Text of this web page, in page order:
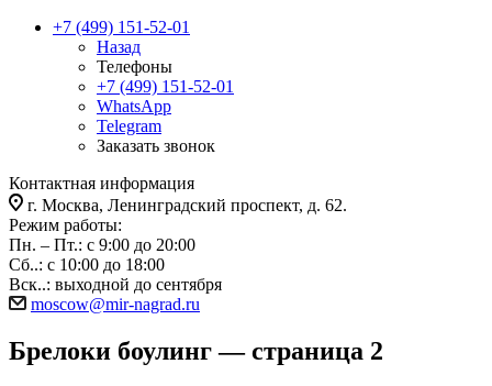
+7 (499) 151-52-01
Назад
Телефоны
+7 (499) 151-52-01
WhatsApp
Telegram
Заказать звонок
Контактная информация
г. Москва, Ленинградский проспект, д. 62.
Режим работы:
Пн. – Пт.: с 9:00 до 20:00
Сб..: с 10:00 до 18:00
Вск..: выходной до сентября
moscow@mir-nagrad.ru
Брелоки боулинг — страница 2